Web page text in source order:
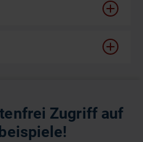
einen Blick
Zugriff auf